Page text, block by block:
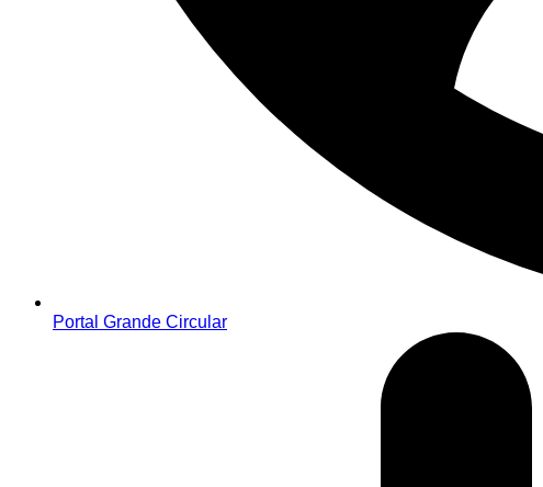
Portal Grande Circular